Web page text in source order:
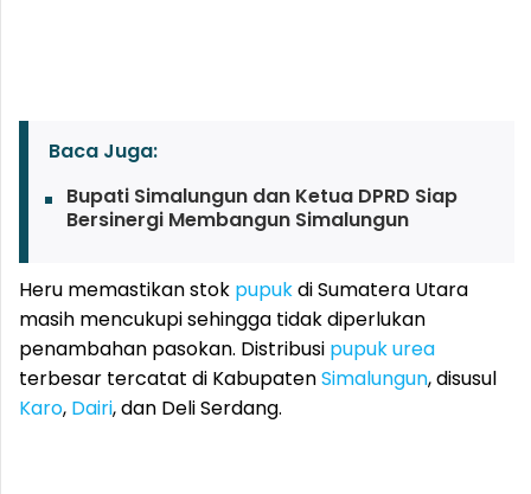
Baca Juga:
Bupati Simalungun dan Ketua DPRD Siap
Bersinergi Membangun Simalungun
Heru memastikan stok pupukdi Sumatera Utara
masih mencukupi sehingga tidak diperlukan
penambahan pasokan. Distribusi pupukurea
terbesar tercatat di KabupatenSimalungun, disusul
Karo, Dairi, dan Deli Serdang.